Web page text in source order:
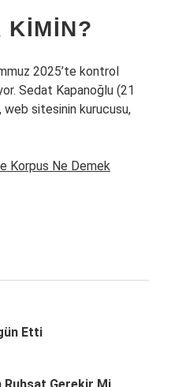
KIMIN?
2025’te kontrol
Sedat Kapanoğlu (21
web sitesinin kurucusu,
Korpus Ne Demek
Etti